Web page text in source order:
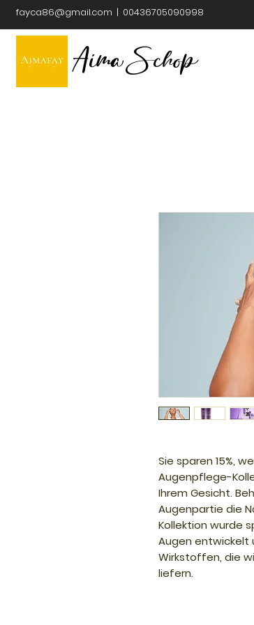
fayca86@gmail.com | 00436705090998
Aima Schop
Sie sparen 15%,
Augenpflege-
Ihrem Gesicht.
Augenpartie die
Kollektion wurde
Augen entwickelt
Wirkstoffen, die
liefern.